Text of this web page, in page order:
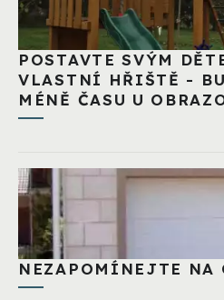
POSTAVTE SVÝM
VLASTNÍ HŘIŠTĚ -
MÉNĚ ČASU U
NEZAPOMÍNEJTE NA